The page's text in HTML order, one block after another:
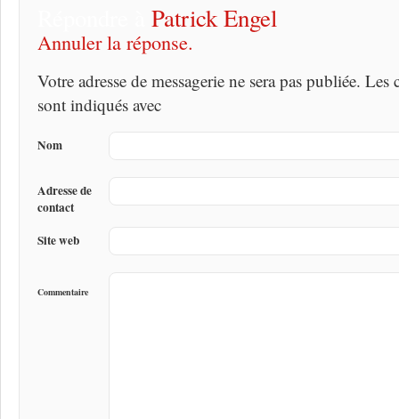
Patrick Engel
Annuler la réponse.
Votre adresse de messagerie ne sera pas publiée.
sont indiqués avec
Nom
Adresse de
contact
Site web
Commentaire